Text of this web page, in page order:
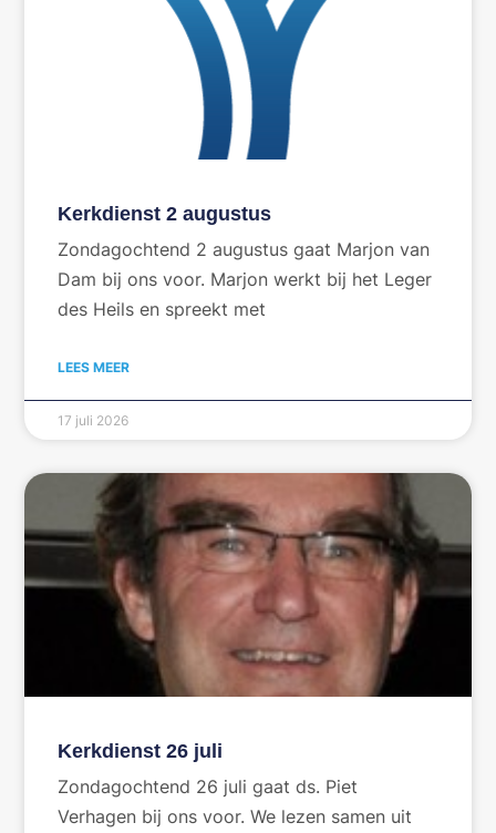
Kerkdienst 2 augustus
Zondagochtend 2 augustus gaat Marjon van
Dam bij ons voor. Marjon werkt bij het Leger
des Heils en spreekt met
LEES MEER
17 juli 2026
Kerkdienst 26 juli
Zondagochtend 26 juli gaat ds. Piet
Verhagen bij ons voor. We lezen samen uit